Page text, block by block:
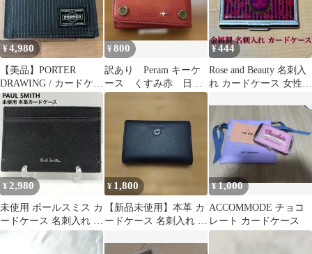
¥4,980
【美品】PORTER
DRAWING / カードケー
ス 名刺入れ
¥800
訳あり Peram キーケ
ース くすみ赤 日本
製 未使用
¥444
Rose and Beauty 名刺入
れ カードケース 女性向
¥2,980
未使用 ポールスミス カ
ードケース 名刺入れ パ
スケース レザー 黒
¥ 1,800
【新品未使用】本革 カ
ードケース 名刺入れ ブ
¥1,000
ACCOMMODE チョコ
レート カードケース